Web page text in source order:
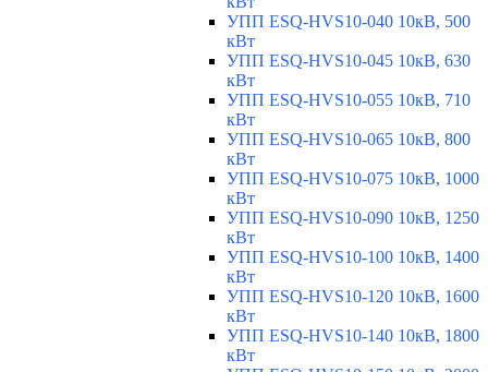
УПП ESQ-HVS10-040 10кВ, 500
кВт
УПП ESQ-HVS10-045 10кВ, 630
кВт
УПП ESQ-HVS10-055 10кВ, 710
кВт
УПП ESQ-HVS10-065 10кВ, 800
кВт
УПП ESQ-HVS10-075 10кВ, 1000
кВт
УПП ESQ-HVS10-090 10кВ, 1250
кВт
УПП ESQ-HVS10-100 10кВ, 1400
кВт
УПП ESQ-HVS10-120 10кВ, 1600
кВт
УПП ESQ-HVS10-140 10кВ, 1800
кВт